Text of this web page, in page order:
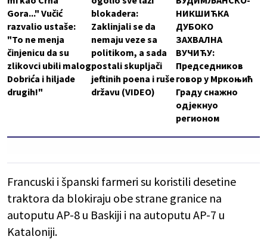
Gora..." Vučić
razvalio ustaše:
"To ne menja
činjenicu da su
zlikovci ubili malog
Dobrića i hiljade
drugih!"
blokadera:
Zaklinjali se da
nemaju veze sa
politikom, a sada
postali skupljači
jeftinih poena i ruše
državu (VIDEO)
НИКШИЋКА
ДУБОКО
ЗАХВАЛНА
ВУЧИЋУ:
Председников
говор у Мркоњић
Граду снажно
одјекнуо
регионом
Francuski i španski farmeri su koristili desetine
traktora da blokiraju obe strane granice na
autoputu AP-8 u Baskiji i na autoputu AP-7 u
Kataloniji.